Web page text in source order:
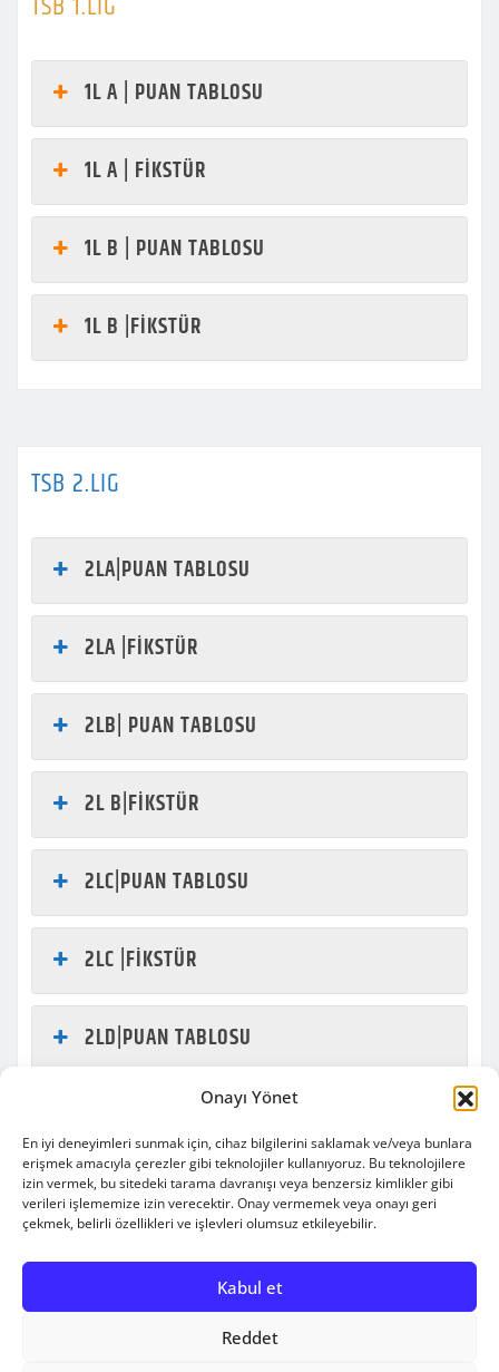
Onayı Yönet
En iyi deneyimleri sunmak için, cihaz bilgilerini saklamak ve/veya bunlara
erişmek amacıyla çerezler gibi teknolojiler kullanıyoruz. Bu teknolojilere
izin vermek, bu sitedeki tarama davranışı veya benzersiz kimlikler gibi
verileri işlememize izin verecektir. Onay vermemek veya onayı geri
çekmek, belirli özellikleri ve işlevleri olumsuz etkileyebilir.
Kabul et
Reddet
1L A | PUAN TABLOSU
1L A | FİKSTÜR
1L B | PUAN TABLOSU
1L B |FİKSTÜR
TSB 2.LIG
2LA|PUAN TABLOSU
2LA |FİKSTÜR
2LB| PUAN TABLOSU
2L B|FİKSTÜR
2LC|PUAN TABLOSU
2LC |FİKSTÜR
2LD|PUAN TABLOSU
Copyright © 2010-2025 | engelsizbasket | All rights
reserved.|NewsiobyThemeArile